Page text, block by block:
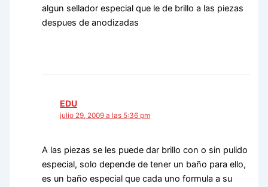
algun sellador especial que le de brillo a las piezas
despues de anodizadas
EDU
julio 29, 2009 a las 5:36 pm
A las piezas se les puede dar brillo con o sin pulido
especial, solo depende de tener un baño para ello,
es un baño especial que cada uno formula a su